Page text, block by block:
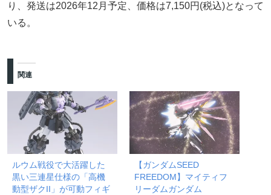
り、発送は2026年12月予定、価格は7,150円(税込)となって
いる。
関連
ルウム戦役で大活躍した
黒い三連星仕様の「高機
動型ザクII」が可動フィギ
【ガンダムSEED
FREEDOM】マイティフ
リーダムガンダム